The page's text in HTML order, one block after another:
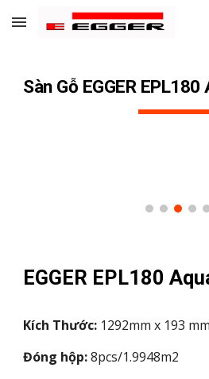
Skip to main content
Sàn Gỗ EGGER EPL180
EGGER EPL1 80
Kích Thước: 1292mm x 193
Đóng hộp:8pcs/1.9948m2